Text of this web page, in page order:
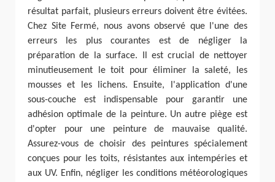
résultat parfait, plusieurs erreurs doivent être évitées.
Chez Site Fermé, nous avons observé que l'une des
erreurs les plus courantes est de négliger la
préparation de la surface. Il est crucial de nettoyer
minutieusement le toit pour éliminer la saleté, les
mousses et les lichens. Ensuite, l'application d'une
sous-couche est indispensable pour garantir une
adhésion optimale de la peinture. Un autre piège est
d'opter pour une peinture de mauvaise qualité.
Assurez-vous de choisir des peintures spécialement
conçues pour les toits, résistantes aux intempéries et
aux UV. Enfin, négliger les conditions météorologiques